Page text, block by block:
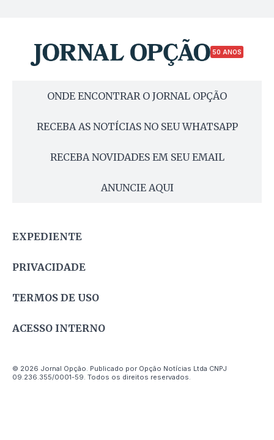
50 ANOS
ONDE ENCONTRAR O JORNAL OPÇÃO
RECEBA AS NOTÍCIAS NO SEU WHATSAPP
RECEBA NOVIDADES EM SEU EMAIL
ANUNCIE AQUI
EXPEDIENTE
PRIVACIDADE
TERMOS DE USO
ACESSO INTERNO
© 2026 Jornal Opção. Publicado por Opção Notícias Ltda CNPJ
09.236.355/0001-59. Todos os direitos reservados.